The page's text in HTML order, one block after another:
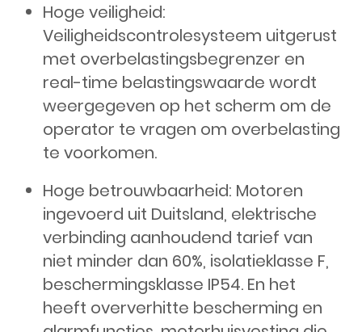
Hoge veiligheid:
Veiligheidscontrolesysteem uitgerust
met overbelastingsbegrenzer en
real-time belastingswaarde wordt
weergegeven op het scherm om de
operator te vragen om overbelasting
te voorkomen.
Hoge betrouwbaarheid: Motoren
ingevoerd uit Duitsland, elektrische
verbinding aanhoudend tarief van
niet minder dan 60%, isolatieklasse F,
beschermingsklasse IP54. En het
heeft oververhitte bescherming en